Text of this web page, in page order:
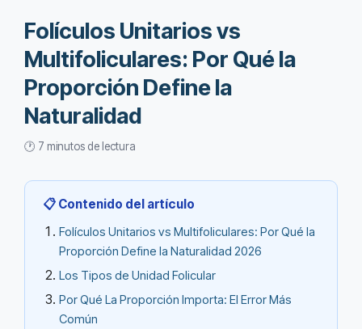
Folículos Unitarios vs
Multifoliculares: Por Qué la
Proporción Define la
Naturalidad
🕐 7 minutos de lectura
📋 Contenido del artículo
Folículos Unitarios vs Multifoliculares: Por Qué la
Proporción Define la Naturalidad 2026
Los Tipos de Unidad Folicular
Por Qué La Proporción Importa: El Error Más
Común